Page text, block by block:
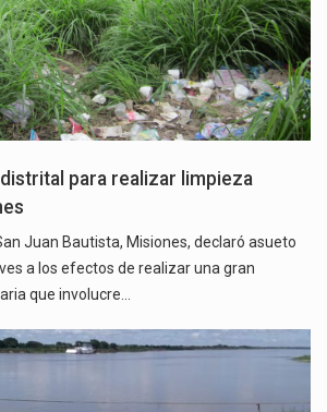
para realizar limpieza
Juan Bautista, Misiones, declaró asueto
a los efectos de realizar una gran
que involucre…